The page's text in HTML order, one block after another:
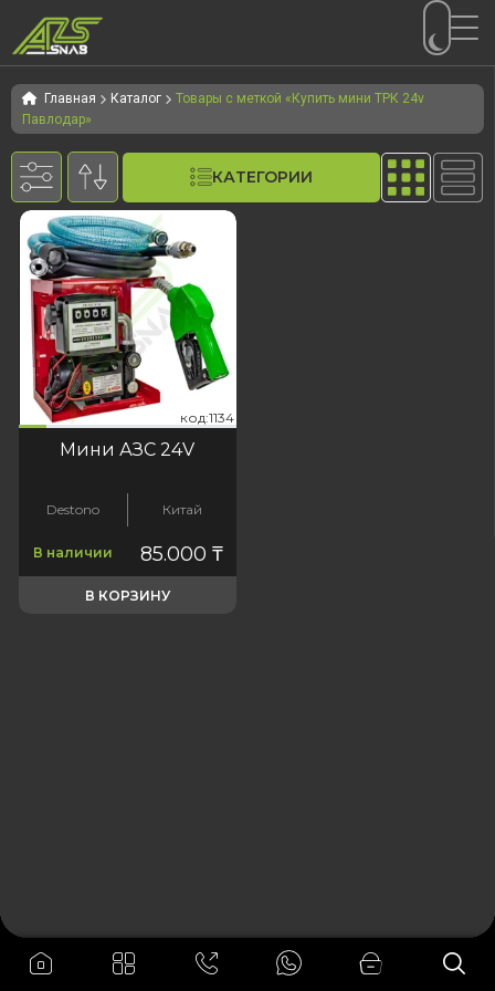
Перейти
к
навигации
Перейти
к
содержимому
Главная Каталог
Товары с меткой «Купить мини ТРК 24v
Павлодар»
КАТЕГОРИИ
код:1134
Мини АЗС 24V
Destono Китай
В наличии 85.000₸
В КОРЗИНУ